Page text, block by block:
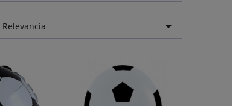
Relevancia 